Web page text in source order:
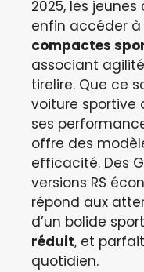
2025, les
enfin accéder
compactes
associant
tirelire. Que ce
voiture sportive
ses
offre des
efficacité. Des
versions RS
répond aux
d’un bolide
réduit, et
quotidien.